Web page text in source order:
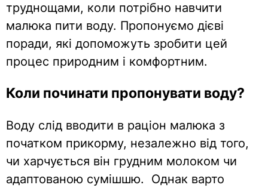
труднощами, коли потрібно навчити
малюка пити воду. Пропонуємо дієві
поради, які допоможуть зробити цей
процес природним і комфортним.
Коли починати пропонувати воду?
Воду слід вводити в раціон малюка з
початком прикорму, незалежно від того,
чи харчується він грудним молоком чи
адаптованою сумішшю.
Однак варто